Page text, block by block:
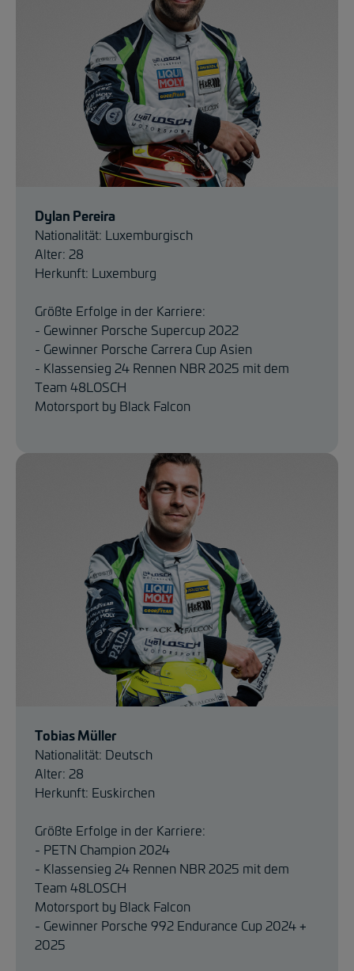
Dylan Pereira
Nationalität: Luxemburgisch
Alter: 28
Herkunft: Luxemburg
Größte Erfolge in der Karriere:
- Gewinner Porsche Supercup 2022
- Gewinner Porsche Carrera Cup Asien
- Klassensieg 24 Rennen NBR 2025 mit dem
Team 48LOSCH
Motorsport by Black Falcon
Tobias Müller
Nationalität: Deutsch
Alter: 28
Herkunft: Euskirchen
Größte Erfolge in der Karriere:
- PETN Champion 2024
- Klassensieg 24 Rennen NBR 2025 mit dem
Team 48LOSCH
Motorsport by Black Falcon
- Gewinner Porsche 992 Endurance Cup 2024 +
2025